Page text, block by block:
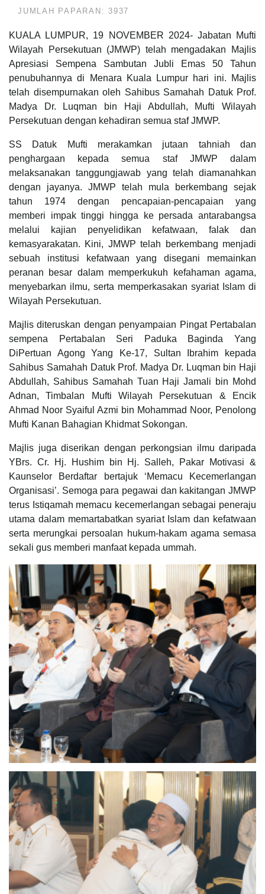
JUMLAH PAPARAN: 3937
KUALA LUMPUR, 19 NOVEMBER 2024- Jabatan Mufti
Wilayah Persekutuan (JMWP) telah mengadakan Majlis
Apresiasi Sempena Sambutan Jubli Emas 50 Tahun
penubuhannya di Menara Kuala Lumpur hari ini. Majlis
telah disempurnakan oleh Sahibus Samahah Datuk Prof.
Madya Dr. Luqman bin Haji Abdullah, Mufti Wilayah
Persekutuan dengan kehadiran semua staf JMWP.
SS Datuk Mufti merakamkan jutaan tahniah dan
penghargaan kepada semua staf JMWP dalam
melaksanakan tanggungjawab yang telah diamanahkan
dengan jayanya. JMWP telah mula berkembang sejak
tahun 1974 dengan pencapaian-pencapaian yang
memberi impak tinggi hingga ke persada antarabangsa
melalui kajian penyelidikan kefatwaan, falak dan
kemasyarakatan. Kini, JMWP telah berkembang menjadi
sebuah institusi kefatwaan yang disegani memainkan
peranan besar dalam memperkukuh kefahaman agama,
menyebarkan ilmu, serta memperkasakan syariat Islam di
Wilayah Persekutuan.
Majlis diteruskan dengan penyampaian Pingat Pertabalan
sempena Pertabalan Seri Paduka Baginda Yang
DiPertuan Agong Yang Ke-17, Sultan Ibrahim kepada
Sahibus Samahah Datuk Prof. Madya Dr. Luqman bin Haji
Abdullah, Sahibus Samahah Tuan Haji Jamali bin Mohd
Adnan, Timbalan Mufti Wilayah Persekutuan & Encik
Ahmad Noor Syaiful Azmi bin Mohammad Noor, Penolong
Mufti Kanan Bahagian Khidmat Sokongan.
Majlis juga diserikan dengan perkongsian ilmu daripada
YBrs. Cr. Hj. Hushim bin Hj. Salleh, Pakar Motivasi &
Kaunselor Berdaftar bertajuk ‘Memacu Kecemerlangan
Organisasi’. Semoga para pegawai dan kakitangan JMWP
terus Istiqamah memacu kecemerlangan sebagai peneraju
utama dalam memartabatkan syariat Islam dan kefatwaan
serta merungkai persoalan hukum-hakam agama semasa
sekali gus memberi manfaat kepada ummah.